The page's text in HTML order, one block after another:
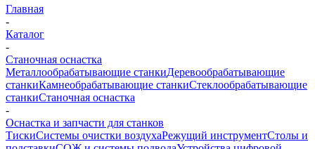
Главная
-
Каталог
-
Станочная оснастка
Металлообрабатывающие станкиДеревообрабатывающие
станкиКамнеобрабатывающие станкиСтеклообрабатывающие
станкиСтаночная оснастка
-
Оснастка и запчасти для станков
ТискиСистемы очистки воздухаРежущий инструментСтолы и